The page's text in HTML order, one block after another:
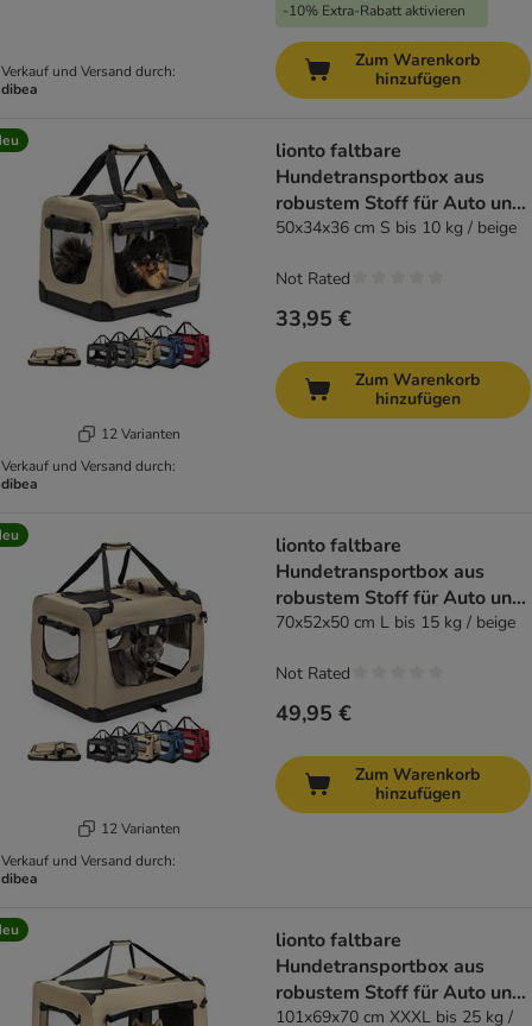
Verkauf und Versand durch:
dibea
-10% Extra-Rabatt aktivieren
Zum Warenkorb
hinzufügen
12 Varianten
Verkauf und Versand durch:
dibea
lionto faltbare
Hundetransportbox aus
robustem Stoff für Auto und
Reisen
50x34x36 cm S bis 10 kg / beige
33,95 €
Not Rated
Zum Warenkorb
hinzufügen
12 Varianten
Verkauf und Versand durch:
dibea
lionto faltbare
Hundetransportbox aus
robustem Stoff für Auto und
Reisen
70x52x50 cm L bis 15 kg / beige
49,95 €
Not Rated
Zum Warenkorb
hinzufügen
lionto faltbare
Hundetransportbox aus
robustem Stoff für Auto und
Reisen
101x69x70 cm XXXL bis 25 kg /